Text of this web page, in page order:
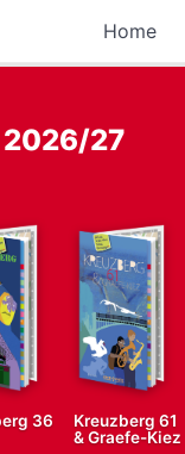
Home
2026/27
36
Kreuzberg 61
& Graefe-Kiez